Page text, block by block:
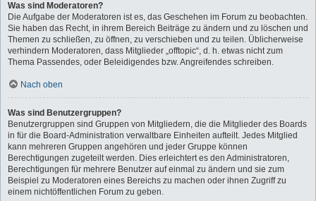
Was sind Moderatoren?
Die Aufgabe der Moderatoren ist es, das Geschehen im Forum zu beobachten.
Sie haben das Recht, in ihrem Bereich Beiträge zu ändern und zu löschen und
Themen zu schließen, zu öffnen, zu verschieben und zu teilen. Üblicherweise
verhindern Moderatoren, dass Mitglieder „offtopic“, d. h. etwas nicht zum
Thema Passendes, oder Beleidigendes bzw. Angreifendes schreiben.
Nach oben
Was sind Benutzergruppen?
Benutzergruppen sind Gruppen von Mitgliedern, die die Mitglieder des Boards
in für die Board-Administration verwaltbare Einheiten aufteilt. Jedes Mitglied
kann mehreren Gruppen angehören und jeder Gruppe können
Berechtigungen zugeteilt werden. Dies erleichtert es den Administratoren,
Berechtigungen für mehrere Benutzer auf einmal zu ändern und sie zum
Beispiel zu Moderatoren eines Bereichs zu machen oder ihnen Zugriff zu
einem nichtöffentlichen Forum zu geben.